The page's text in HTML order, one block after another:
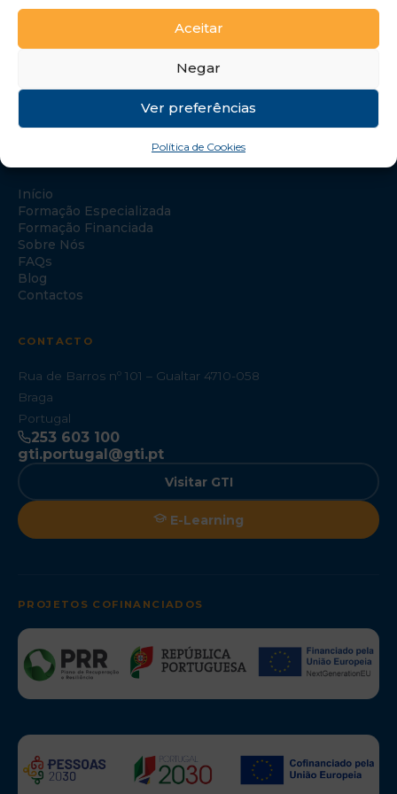
Aceitar
Negar
Ver preferências
Política de Cookies
Início
Formação Especializada
Formação Financiada
Sobre Nós
FAQs
Blog
Contactos
CONTACTO
Rua de Barros nº 101 – Gualtar 4710-058
Braga
Portugal
253 603 100
gti.portugal@gti.pt
Visitar GTI
E-Learning
PROJETOS COFINANCIADOS